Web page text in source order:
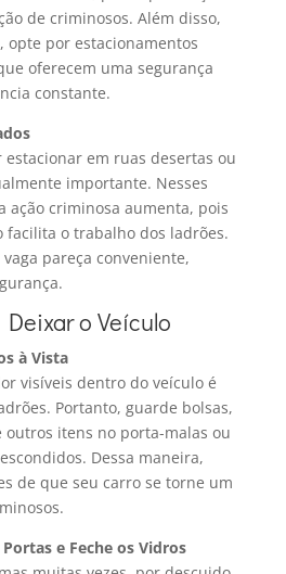
de criminosos. Além disso,
opte por estacionamentos
oferecem uma segurança
constante.
em ruas desertas ou
importante. Nesses
ação criminosa aumenta, pois
facilita o trabalho dos ladrões.
pareça conveniente,
o Veículo
à Vista
visíveis dentro do veículo é
Portanto, guarde bolsas,
outros itens no porta-malas ou
Dessa maneira,
de que seu carro se torne um
e Feche os Vidros